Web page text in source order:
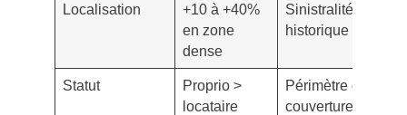
Localisation
+10 à +40%
en zone
dense
Sinistralité
historique
Statut
Proprio >
locataire
Périmètre de
couverture